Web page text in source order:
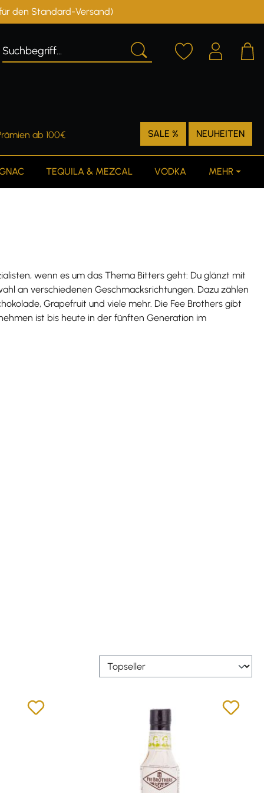
den Standard-Versand)
ab 100€ SALE % NEUHEITEN
TEQUILA & MEZCAL VODKA MEHR
wenn es um das Thema Bitters geht: Du glänzt mit
an verschiedenen Geschmacksrichtungen. Dazu zählen
Grapefruit und viele mehr. Die Fee Brothers gibt
ist bis heute in der fünften Generation im